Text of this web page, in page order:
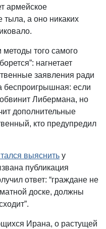
армейское
тыла, а оно никаких
того самого
нагнетает
заявления ради
беспроигрышная: если
Либермана, но
дополнительные
кто предупредил
выяснить у
публикация
ответ: “граждане не
доске, должны
Ирана, о растущей